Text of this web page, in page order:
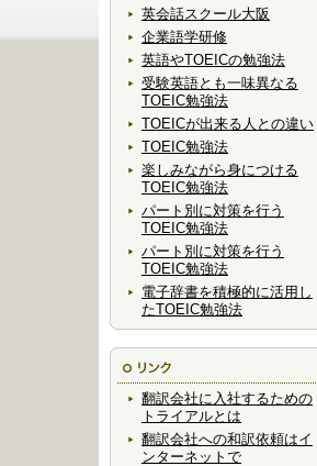
英会話スクール大阪
企業語学研修
英語やTOEICの勉強法
受験英語とも一味異なる
TOEIC勉強法
TOEICが出来る人との違い
TOEIC勉強法
楽しみながら身につける
TOEIC勉強法
パート別に対策を行う
TOEIC勉強法
パート別に対策を行う
TOEIC勉強法
電子辞書を積極的に活用し
たTOEIC勉強法
翻訳会社に入社するための
トライアルとは
翻訳会社への和訳依頼はイ
ンターネットで